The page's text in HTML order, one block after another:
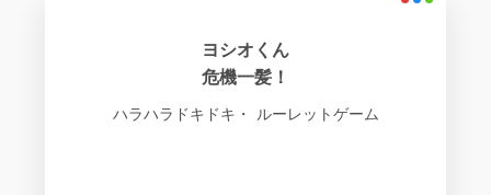
ヨシオくん
危機一髪！
ハラハラドキドキ・ ルーレットゲーム